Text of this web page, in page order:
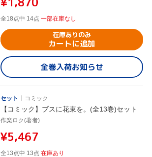
全18点中 14点 一部在庫なし
在庫ありのみ
カートに追加
全巻入荷お知らせ
セット コミック
【コミック】ブスに花束を。(全13巻)セット
作楽ロク(著者)
¥5,467
全13点中 13点 在庫あり